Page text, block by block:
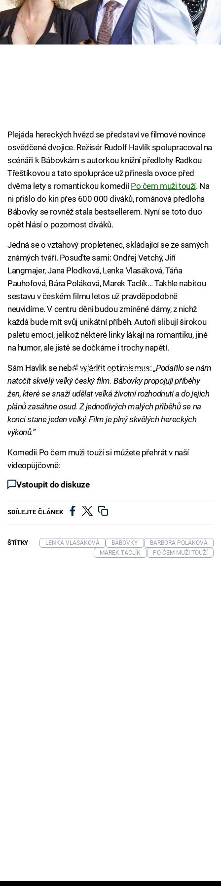
Cool Esport
Pořady
Sledujte nás
Plejáda hereckých hvězd se představí ve filmové novince
osvědčené dvojice. Režisér Rudolf Havlík spolupracoval na
scénáři k Bábovkám s autorkou knižní předlohy Radkou
Třeštíkovou a tato spolupráce už přinesla ovoce před
dvěma lety s romantickou komediíPo čem muži touží. Na
ni přišlo do kin přes 600 000 diváků, románová předloha
Bábovky se rovněž stala bestsellerem. Nyní se toto duo
opět hlásí o pozornost diváků.
Jedná se o vztahový propletenec, skládající se ze samých
známých tváří. Posuďte sami: Ondřej Vetchý, Jiří
Langmajer, Jana Plodková, Lenka Vlasáková, Táňa
Pauhofová, Bára Poláková, Marek Taclík… Takhle nabitou
sestavu v českém filmu letos už pravděpodobně
neuvidíme. V centru dění budou zmíněné dámy, z nichž
každá bude mít svůj unikátní příběh. Autoři slibují širokou
paletu emocí, jelikož některé linky lákají na romantiku, jiné
na humor, ale jistě se dočkáme i trochy napětí.
Failed to fetch
Sám Havlík se nebál vyjádřit optimismus: „Podařilo se nám
natočit skvělý velký český film. Bábovky propojují příběhy
žen, které se snaží udělat velká životní rozhodnutí a do jejich
plánů zasáhne osud. Z jednotlivých malých příběhů se na
konci stane jeden velký. Film je plný skvělých hereckých
výkonů.“
Komedii Po čem muži touží si můžete přehrát v naší
videopůjčovně:
Vstoupit do diskuze
SDÍLEJTE ČLÁNEK
ŠTÍTKY LENKA VLASÁKOVÁ BÁBOVKY
BARBORA POLÁKOVÁ
MAREK TACLÍK
PO ČEM MUŽI TOUŽÍ